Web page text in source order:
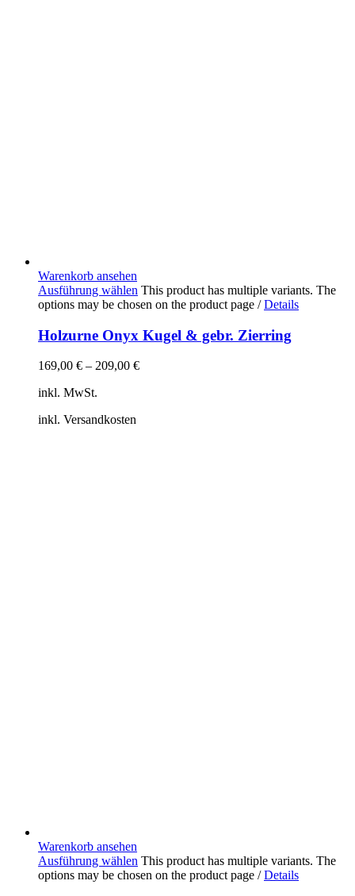
Warenkorb ansehen
Ausführung wählen This product has multiple variants. The
options may be chosen on the product page / Details
Holzurne Onyx Kugel & gebr. Zierring
169,00 € – 209,00 €
inkl. MwSt.
inkl. Versandkosten
Warenkorb ansehen
Ausführung wählen This product has multiple variants. The
options may be chosen on the product page / Details